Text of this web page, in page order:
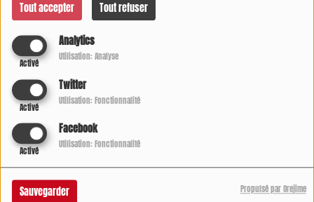
Tout accepter Tout refuser
Analytics
Activé
Utilisation: Analyse
Twitter
Activé
Utilisation: Fonctionnalité
Facebook
Activé
Utilisation: Fonctionnalité
Sauvegarder Propulsé par Orejime